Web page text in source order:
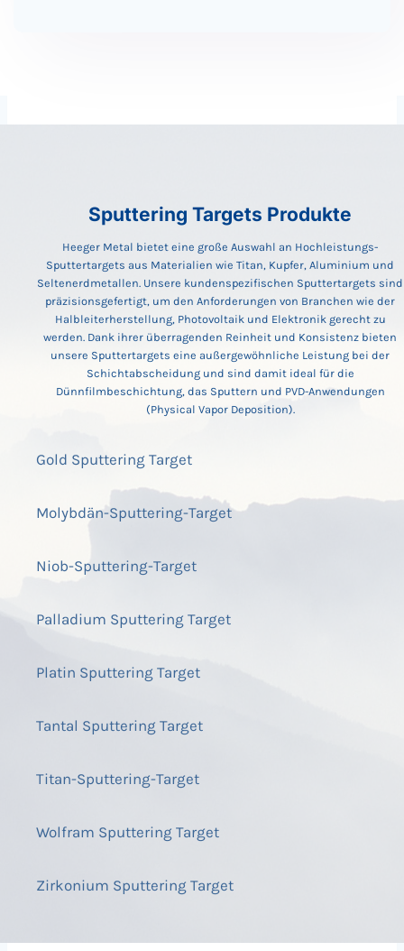
Sputtering Targets Produkte
Heeger Metal bietet eine große Auswahl an Hochleistungs-
Sputtertargets aus Materialien wie Titan, Kupfer, Aluminium und
Seltenerdmetallen. Unsere kundenspezifischen Sputtertargets sind
präzisionsgefertigt, um den Anforderungen von Branchen wie der
Halbleiterherstellung, Photovoltaik und Elektronik gerecht zu
werden. Dank ihrer überragenden Reinheit und Konsistenz bieten
unsere Sputtertargets eine außergewöhnliche Leistung bei der
Schichtabscheidung und sind damit ideal für die
Dünnfilmbeschichtung, das Sputtern und PVD-Anwendungen
(Physical Vapor Deposition).
Gold Sputtering Target
Molybdän-Sputtering-Target
Niob-Sputtering-Target
Palladium Sputtering Target
Platin Sputtering Target
Tantal Sputtering Target
Titan-Sputtering-Target
Wolfram Sputtering Target
Zirkonium Sputtering Target